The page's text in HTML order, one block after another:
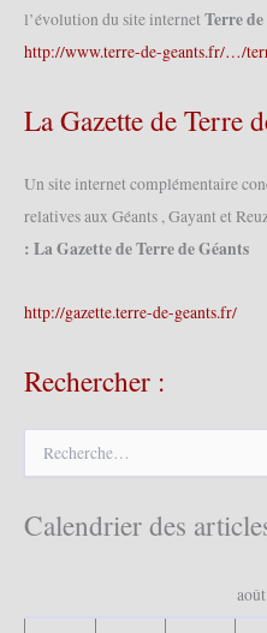
l’évolution du site internet Terre
http://www.terre-de-geants.fr/…/
La Gazette de Terre
Un site internet complémentaire
relatives aux Géants , Gayant et
: La Gazette de Terre de Géants
http://gazette.terre-de-geants.fr/
Rechercher :
h
e
Calendrier des